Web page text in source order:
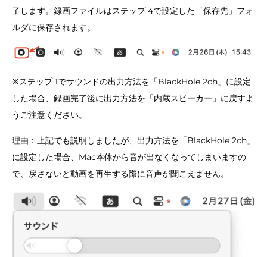
了します。録画ファイルはステップ 4で設定した「保存先」フォ
ルダに保存されます。
※ステップ 1でサウンドの出力方法を「BlackHole 2ch」に設定
した場合、録画完了後に出力方法を「内蔵スピーカー」に戻すよ
うご注意ください。
理由：上記でも説明しましたが、出力方法を「BlackHole 2ch」
に設定した場合、Mac本体から音が出なくなってしまいますの
で、戻さないと動画を再生する際に音声が聞こえません。